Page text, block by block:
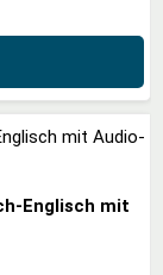
Englisch mit